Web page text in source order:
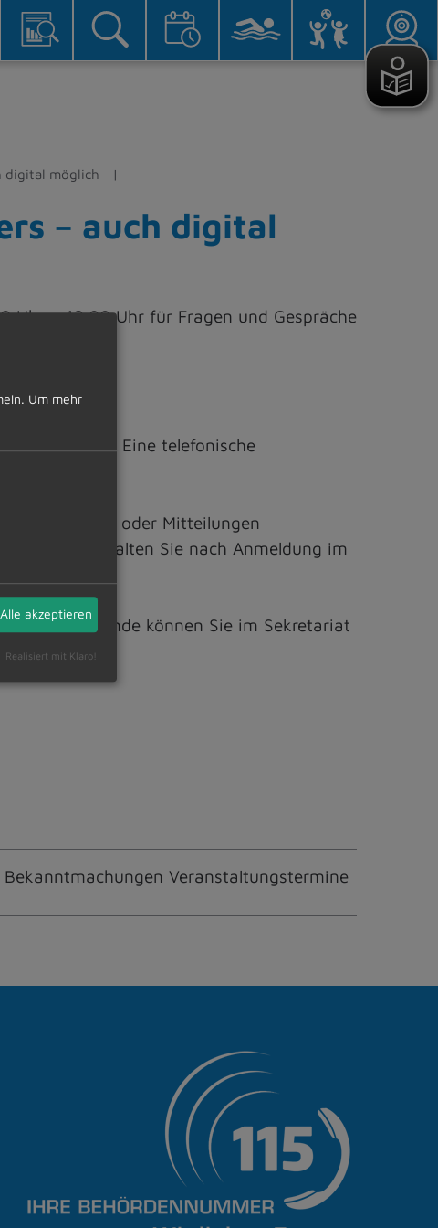
digital möglich
– auch digital
Uhr – 12.00 Uhr für Fragen und Gespräche
beschränkt. Eine telefonische
Anregungen oder Mitteilungen
erhalten Sie nach Anmeldung im
Sprechstunde können Sie im Sekretariat
Bekanntmachungen Veranstaltungstermine
Um mehr
Alle akzeptieren
Realisiert mit Klaro!